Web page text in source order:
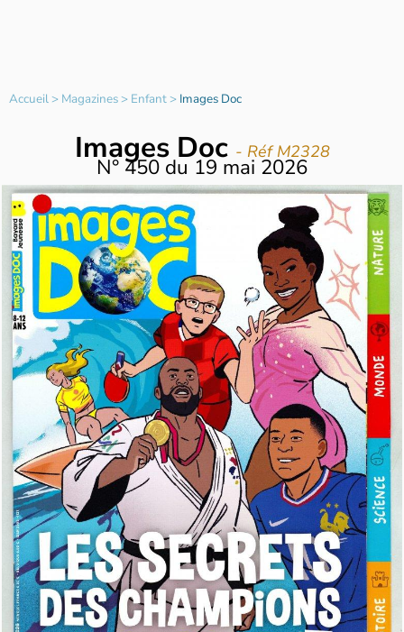
Accueil> Magazines> Enfant> Images Doc
Images Doc - Réf M2328
N° 450du 19 mai 2026